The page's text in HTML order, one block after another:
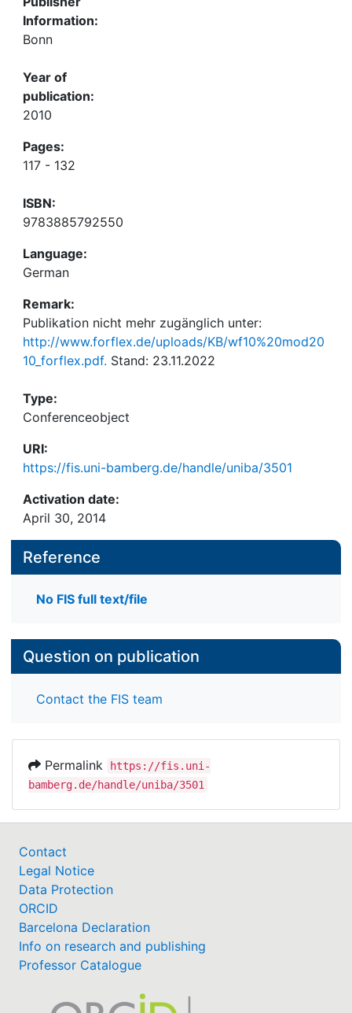
Information:
Bonn
Year of
publication:
2010
Pages:
117 - 132
ISBN:
9783885792550
Language:
German
Remark:
Publikation nicht mehr zugänglich unter:
http://www.forflex.de/uploads/KB/wf10%20mod20
10_forflex.pdf. Stand: 23.11.2022
Type:
Conferenceobject
URI:
https://fis.uni-bamberg.de/handle/uniba/3501
Activation date:
April 30, 2014
Reference
No FIS full text/file
Question on publication
Contact the FIS team
Permalink
https://fis.uni-
bamberg.de/handle/uniba/3501
Contact
Legal Notice
Data Protection
ORCID
Barcelona Declaration
Info on research and publishing
Professor Catalogue